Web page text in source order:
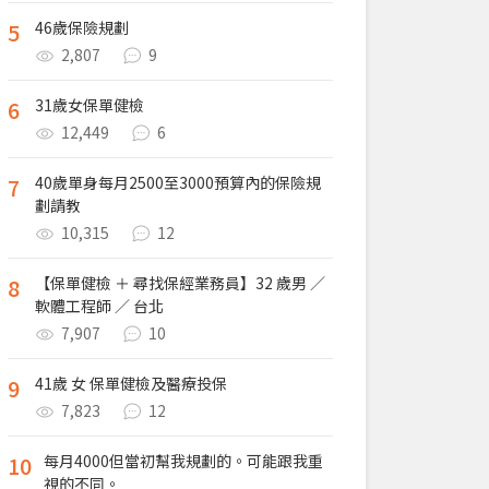
5
46歲保險規劃
2,807
9
6
31歲女保單健檢
12,449
6
7
40歲單身每月2500至3000預算內的保險規
劃請教
10,315
12
8
【保單健檢 ＋ 尋找保經業務員】32 歲男 ／
軟體工程師 ／ 台北
7,907
10
9
41歲 女 保單健檢及醫療投保
7,823
12
10 每月4000但當初幫我規劃的。可能跟我重
視的不同。